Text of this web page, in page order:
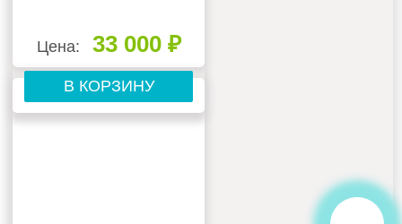
Цена: 33 000 ₽
В КОРЗИНУ